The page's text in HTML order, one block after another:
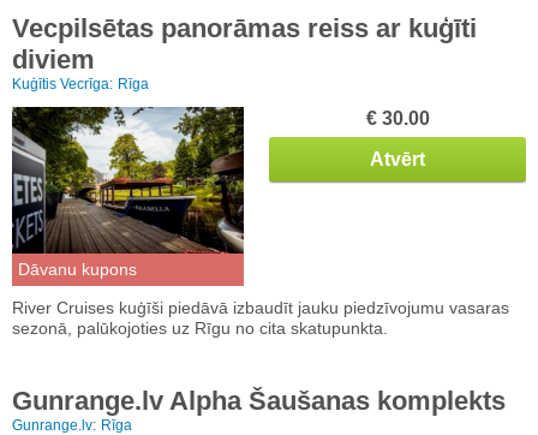
Vecpilsētas panorāmas reiss ar kuģīti
diviem
Kuģītis Vecrīga: Rīga
Dāvanu kupons
€ 30.00
Atvērt
River Cruises kuģīši piedāvā izbaudīt jauku piedzīvojumu vasaras
sezonā, palūkojoties uz Rīgu no cita skatupunkta.
Gunrange.lv Alpha Šaušanas komplekts
Gunrange.lv: Rīga